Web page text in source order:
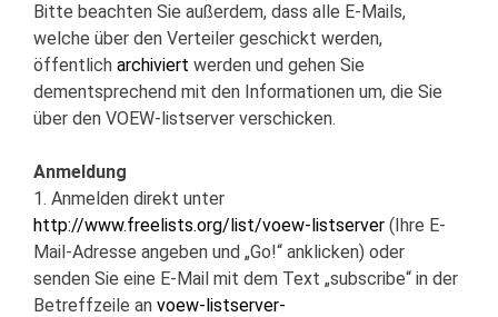
Bitte beachten Sie außerdem, dass alle E-Mails,
welche über den Verteiler geschickt werden,
öffentlich archiviert werden und gehen Sie
dementsprechend mit den Informationen um, die Sie
über den VOEW-listserver verschicken.
Anmeldung
1. Anmelden direkt unter
http://www.freelists.org/list/voew-listserver (Ihre E-
Mail-Adresse angeben und „Go!“ anklicken) oder
senden Sie eine E-Mail mit dem Text „subscribe“ in der
Betreffzeile an voew-listserver-